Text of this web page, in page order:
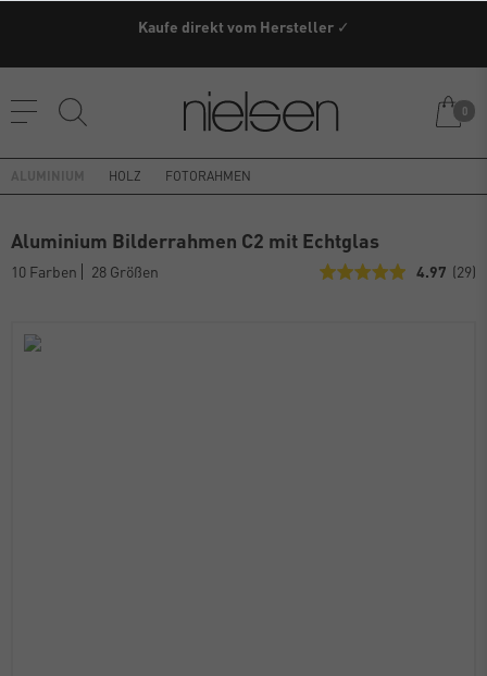
Kaufe direkt vom Hersteller ✓
0
HOLZ FOTORAHMEN
Aluminium Bilderrahmen C2 mit Echtglas
10 Farben 28 Größen 4.97 (29)